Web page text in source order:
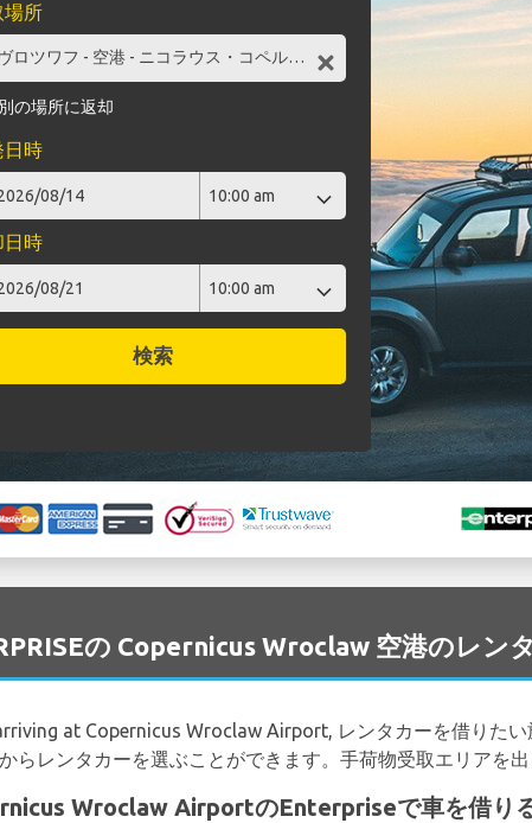
場所
別の場所に返却
日時
日時
検索
の Copernicus Wroclaw 空港のレン
at Copernicus Wroclaw Airport, レンタカーを借りた
らレンタカーを選ぶことができます。手荷物受取エリアを
Wroclaw AirportのEnterpriseで車を借り